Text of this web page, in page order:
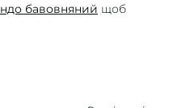
бавовняний щоб